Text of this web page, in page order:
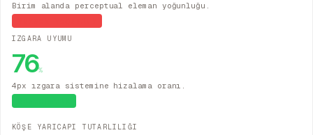
Birim alanda perceptual eleman yoğunluğu.
IZGARA UYUMU
76%
4px ızgara sistemine hizalama oranı.
KÖŞE YARICAPI TUTARLILIĞI